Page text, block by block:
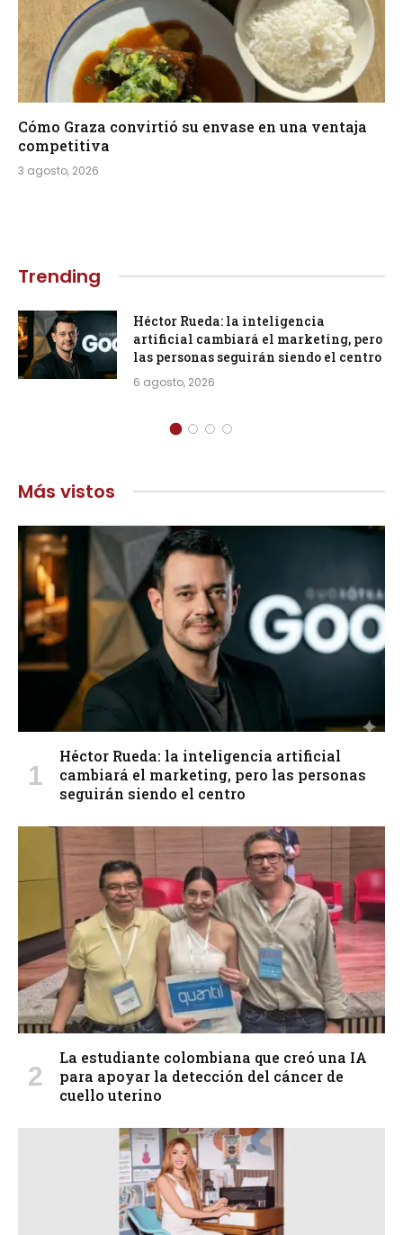
Cómo Graza convirtió su envase en una ventaja
competitiva
3 agosto, 2026
Trending
Héctor Rueda: la inteligencia
artificial cambiará el marketing, pero
las personas seguirán siendo el centro
6 agosto, 2026
Más vistos
Héctor Rueda: la inteligencia artificial
cambiará el marketing, pero las personas
seguirán siendo el centro
La estudiante colombiana que creó una IA
para apoyar la detección del cáncer de
cuello uterino